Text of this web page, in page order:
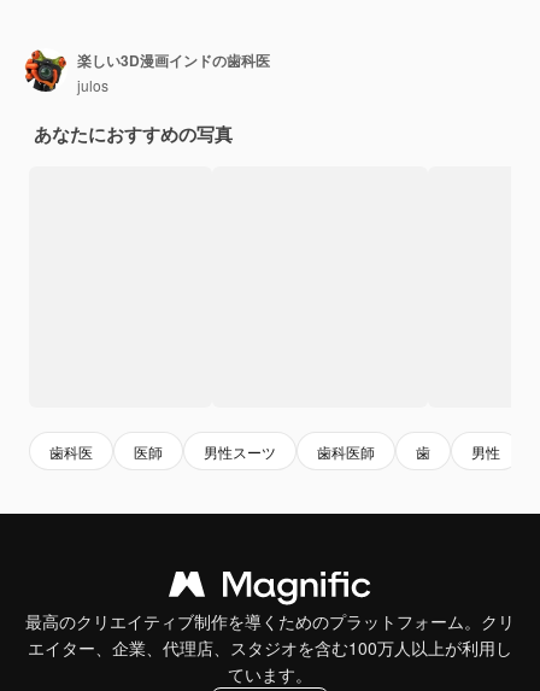
楽しい3D漫画インドの歯科医
julos
あなたにおすすめの写真
歯科医 医師 男性スーツ 歯科医師 歯 男性
最高のクリエイティブ制作を導くためのプラットフォーム。クリ
エイター、企業、代理店、スタジオを含む100万人以上が利用し
ています。